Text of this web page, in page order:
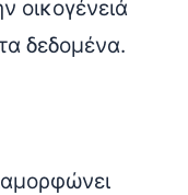
οικογένειά
δεδομένα.